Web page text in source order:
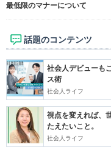
最低限のマナーについて
話題のコンテンツ
社会人デビューも
ス術
社会人ライフ
視点を変えれば、
たえたいこと。
社会人ライフ